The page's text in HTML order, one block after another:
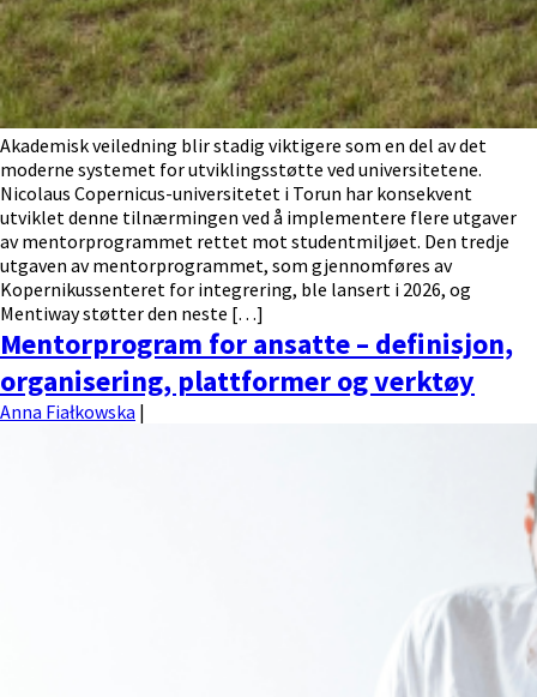
Akademisk veiledning blir stadig viktigere som en del av det
moderne systemet for utviklingsstøtte ved universitetene.
Nicolaus Copernicus-universitetet i Torun har konsekvent
utviklet denne tilnærmingen ved å implementere flere utgaver
av mentorprogrammet rettet mot studentmiljøet. Den tredje
utgaven av mentorprogrammet, som gjennomføres av
Kopernikussenteret for integrering, ble lansert i 2026, og
Mentiway støtter den neste […]
Mentorprogram for ansatte – definisjon,
organisering, plattformer og verktøy
Anna Fiałkowska |